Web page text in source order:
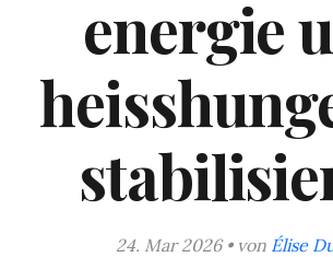
energie
24. Mar 2026 • von Élise